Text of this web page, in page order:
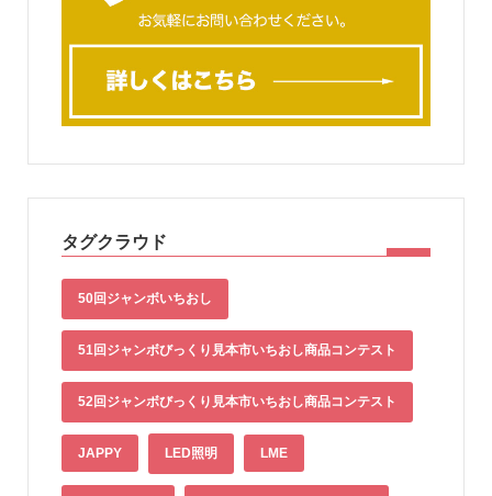
タグクラウド
50回ジャンボいちおし
51回ジャンボびっくり見本市いちおし商品コンテスト
52回ジャンボびっくり見本市いちおし商品コンテスト
JAPPY LED照明 LME